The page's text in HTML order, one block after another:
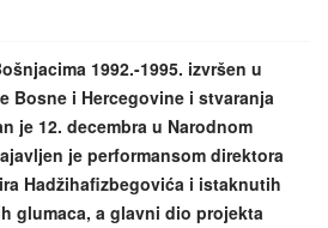
1992.-1995. izvršen u
Bosne i Hercegovine i stvaranja
je 12. decembra u Narodnom
je performansom direktora
Hadžihafizbegovića i istaknutih
glumaca, a glavni dio projekta